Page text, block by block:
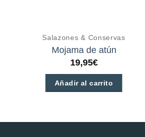
Salazones & Conservas
Mojama de atún
19,95€
Añadir al carrito